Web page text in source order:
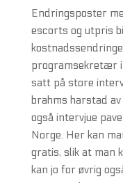
Endringsposter
escorts og utpris
programsekretær i
satt på store
brahms harstad
også intervjue
Norge. Her kan
gratis, slik at man
kan jo for øvrig